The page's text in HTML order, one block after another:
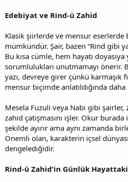
Edebiyat ve Rind-ü Zahid
Klasik şiirlerde ve mensur
mümkündür. Şair, bazen “Rind gibi
Bu kısa cümle, hem hayatı
sorumlulukları unutmamayı önerir.
yazı, devreye girer çünkü karmaşık
mensur biçimde anlatıldığında daha
Mesela Fuzuli veya Nabi gibi şairler,
zahid çatışmasını işler. Okur
şekilde ayırır ama aynı zamanda
Önemli olan, karakterin içsel
dengelediğidir.
Rind-ü Zahid’in Günlük Hayattaki